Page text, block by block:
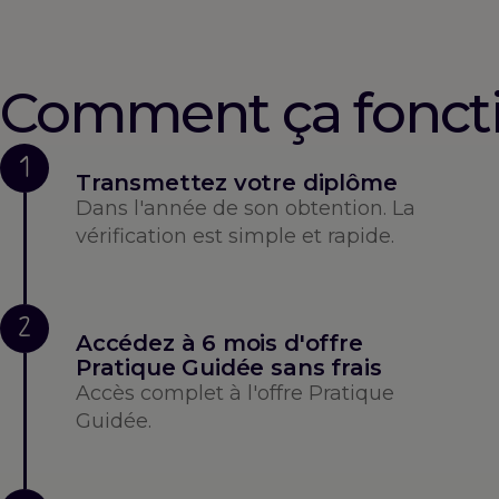
Comment ça
1 Transmettez votre diplôme
Dans l'année de son obtention. La
vérification est simple et rapide.
2
Accédez à 6 mois d'offre
Pratique Guidée sans frais
Accès complet à l'offre Pratique
Guidée.